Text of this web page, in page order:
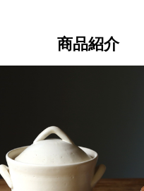
商品紹介